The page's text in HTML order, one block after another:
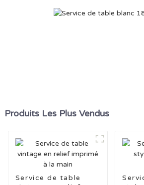
Produits Les Plus Vendus
Service de table